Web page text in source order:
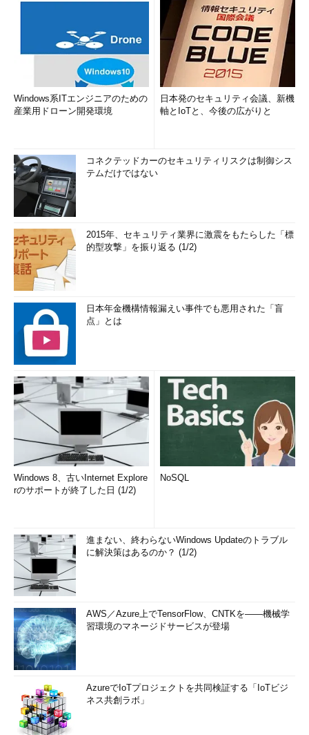
Windows系ITエンジニアのための
産業用ドローン開発環境
日本発のセキュリティ会議、新機
軸とIoTと、今後の広がりと
コネクテッドカーのセキュリティリスクは制御シス
テムだけではない
2015年、セキュリティ業界に激震をもたらした「標
的型攻撃」を振り返る (1/2)
日本年金機構情報漏えい事件でも悪用された「盲
点」とは
Windows 8、古いInternet Explore
rのサポートが終了した日 (1/2)
NoSQL
進まない、終わらないWindows Updateのトラブル
に解決策はあるのか？ (1/2)
AWS／Azure上でTensorFlow、CNTKを――機械学
習環境のマネージドサービスが登場
AzureでIoTプロジェクトを共同検証する「IoTビジ
ネス共創ラボ」